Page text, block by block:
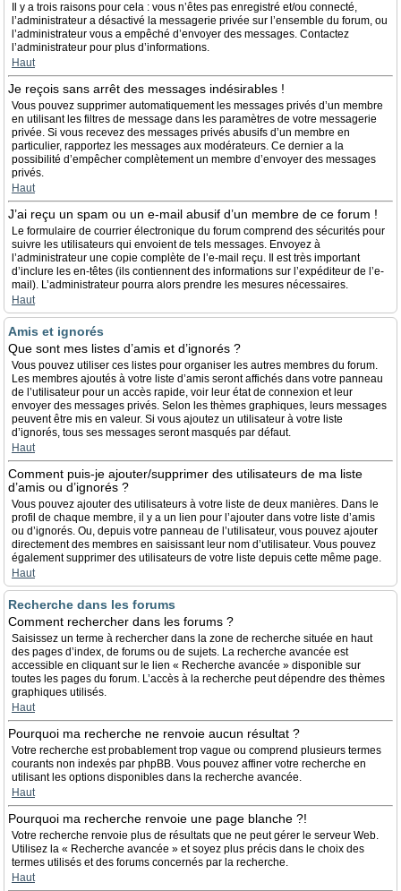
Il y a trois raisons pour cela : vous n’êtes pas enregistré et/ou connecté,
l’administrateur a désactivé la messagerie privée sur l’ensemble du forum, ou
l’administrateur vous a empêché d’envoyer des messages. Contactez
l’administrateur pour plus d’informations.
Haut
Je reçois sans arrêt des messages indésirables !
Vous pouvez supprimer automatiquement les messages privés d’un membre
en utilisant les filtres de message dans les paramètres de votre messagerie
privée. Si vous recevez des messages privés abusifs d’un membre en
particulier, rapportez les messages aux modérateurs. Ce dernier a la
possibilité d’empêcher complètement un membre d’envoyer des messages
privés.
Haut
J’ai reçu un spam ou un e-mail abusif d’un membre de ce forum !
Le formulaire de courrier électronique du forum comprend des sécurités pour
suivre les utilisateurs qui envoient de tels messages. Envoyez à
l’administrateur une copie complète de l’e-mail reçu. Il est très important
d’inclure les en-têtes (ils contiennent des informations sur l’expéditeur de l’e-
mail). L’administrateur pourra alors prendre les mesures nécessaires.
Haut
Amis et ignorés
Que sont mes listes d’amis et d’ignorés ?
Vous pouvez utiliser ces listes pour organiser les autres membres du forum.
Les membres ajoutés à votre liste d’amis seront affichés dans votre panneau
de l’utilisateur pour un accès rapide, voir leur état de connexion et leur
envoyer des messages privés. Selon les thèmes graphiques, leurs messages
peuvent être mis en valeur. Si vous ajoutez un utilisateur à votre liste
d’ignorés, tous ses messages seront masqués par défaut.
Haut
Comment puis-je ajouter/supprimer des utilisateurs de ma liste
d’amis ou d’ignorés ?
Vous pouvez ajouter des utilisateurs à votre liste de deux manières. Dans le
profil de chaque membre, il y a un lien pour l’ajouter dans votre liste d’amis
ou d’ignorés. Ou, depuis votre panneau de l’utilisateur, vous pouvez ajouter
directement des membres en saisissant leur nom d’utilisateur. Vous pouvez
également supprimer des utilisateurs de votre liste depuis cette même page.
Haut
Recherche dans les forums
Comment rechercher dans les forums ?
Saisissez un terme à rechercher dans la zone de recherche située en haut
des pages d’index, de forums ou de sujets. La recherche avancée est
accessible en cliquant sur le lien « Recherche avancée » disponible sur
toutes les pages du forum. L’accès à la recherche peut dépendre des thèmes
graphiques utilisés.
Haut
Pourquoi ma recherche ne renvoie aucun résultat ?
Votre recherche est probablement trop vague ou comprend plusieurs termes
courants non indexés par phpBB. Vous pouvez affiner votre recherche en
utilisant les options disponibles dans la recherche avancée.
Haut
Pourquoi ma recherche renvoie une page blanche ?!
Votre recherche renvoie plus de résultats que ne peut gérer le serveur Web.
Utilisez la « Recherche avancée » et soyez plus précis dans le choix des
termes utilisés et des forums concernés par la recherche.
Haut